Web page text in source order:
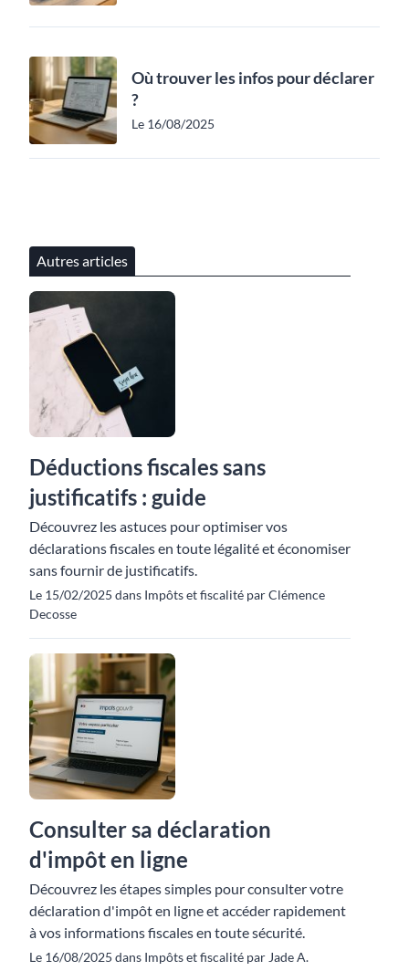
Où trouver les infos pour déclarer
?
Le 16/08/2025
Autres articles
Déductions fiscales sans
justificatifs : guide
Découvrez les astuces pour optimiser vos
déclarations fiscales en toute légalité et économiser
sans fournir de justificatifs.
Le 15/02/2025 dans Impôts et fiscalité par Clémence
Decosse
Consulter sa déclaration
d'impôt en ligne
Découvrez les étapes simples pour consulter votre
déclaration d'impôt en ligne et accéder rapidement
à vos informations fiscales en toute sécurité.
Le 16/08/2025 dans Impôts et fiscalité par Jade A.